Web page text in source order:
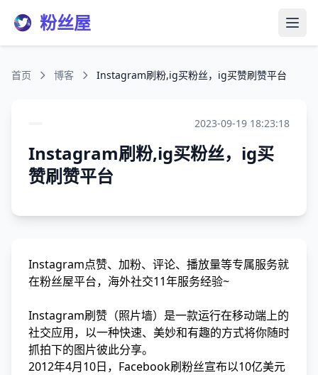
粉丝屋 打开
首页 博客 Instagram刷粉,ig买粉丝，ig买赞刷赞平台
2023-09-19 18:23:18
Instagram刷粉,ig买粉丝，ig买
赞刷赞平台
Instagram点赞、加粉、评论、播放量等专属服务就
在粉丝屋平台，海外社交11年服务经验~
Instagram刷赞（照片墙）是一款运行在移动端上的
社交应用，以一种快速、美妙和有趣的方式将你随时
抓拍下的图片彼此分享。
2012年4月10日， Facebook刷粉丝宣布以10亿美元